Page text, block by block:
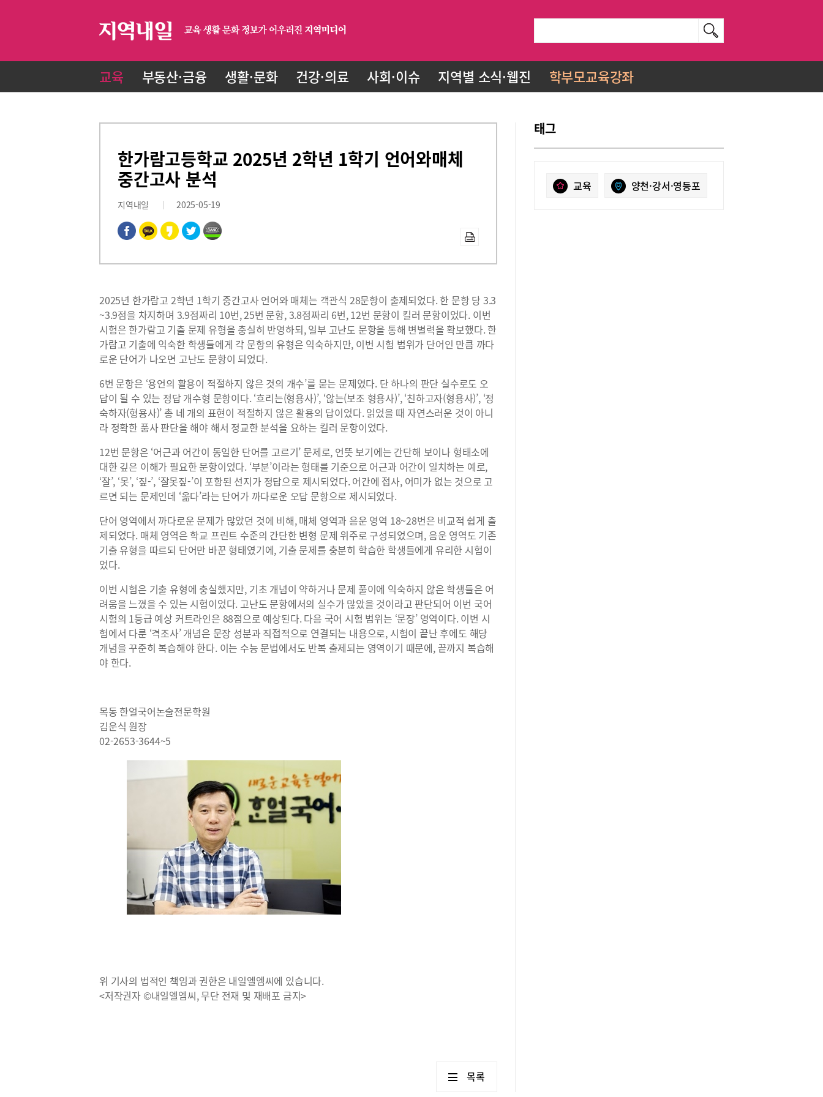
교육 부동산·금융 생활·문화 건강·의료 사회·이슈 지역별 소식·웹진 학부모교육강좌
한가람고등학교 2025년 2학년 1학기 언어와매체
중간고사 분석
지역내일 2025-05-19
2025년 한가람고 2학년 1학기 중간고사 언어와 매체는 객관식 28문항이 출제되었다. 한 문항 당 3.3
~3.9점을 차지하며 3.9점짜리 10번, 25번 문항, 3.8점짜리 6번, 12번 문항이 킬러 문항이었다. 이번
시험은 한가람고 기출 문제 유형을 충실히 반영하되, 일부 고난도 문항을 통해 변별력을 확보했다. 한
가람고 기출에 익숙한 학생들에게 각 문항의 유형은 익숙하지만, 이번 시험 범위가 단어인 만큼 까다
로운 단어가 나오면 고난도 문항이 되었다.
6번 문항은 ‘용언의 활용이 적절하지 않은 것의 개수’를 묻는 문제였다. 단 하나의 판단 실수로도 오
답이 될 수 있는 정답 개수형 문항이다. ‘흐리는(형용사)’, ‘않는(보조 형용사)’, ‘친하고자(형용사)’, ‘정
숙하자(형용사)’ 총 네 개의 표현이 적절하지 않은 활용의 답이었다. 읽었을 때 자연스러운 것이 아니
라 정확한 품사 판단을 해야 해서 정교한 분석을 요하는 킬러 문항이었다.
12번 문항은 ‘어근과 어간이 동일한 단어를 고르기’ 문제로, 언뜻 보기에는 간단해 보이나 형태소에
대한 깊은 이해가 필요한 문항이었다. ‘부분’이라는 형태를 기준으로 어근과 어간이 일치하는 예로,
‘잘’, ‘못’, ‘짚-’, ‘잘못짚-’이 포함된 선지가 정답으로 제시되었다. 어간에 접사, 어미가 없는 것으로 고
르면 되는 문제인데 ‘옮다’라는 단어가 까다로운 오답 문항으로 제시되었다.
단어 영역에서 까다로운 문제가 많았던 것에 비해, 매체 영역과 음운 영역 18~28번은 비교적 쉽게 출
제되었다. 매체 영역은 학교 프린트 수준의 간단한 변형 문제 위주로 구성되었으며, 음운 영역도 기존
기출 유형을 따르되 단어만 바꾼 형태였기에, 기출 문제를 충분히 학습한 학생들에게 유리한 시험이
었다.
이번 시험은 기출 유형에 충실했지만, 기초 개념이 약하거나 문제 풀이에 익숙하지 않은 학생들은 어
려움을 느꼈을 수 있는 시험이었다. 고난도 문항에서의 실수가 많았을 것이라고 판단되어 이번 국어
시험의 1등급 예상 커트라인은 88점으로 예상된다. 다음 국어 시험 범위는 ‘문장’ 영역이다. 이번 시
험에서 다룬 ‘격조사’ 개념은 문장 성분과 직접적으로 연결되는 내용으로, 시험이 끝난 후에도 해당
개념을 꾸준히 복습해야 한다. 이는 수능 문법에서도 반복 출제되는 영역이기 때문에, 끝까지 복습해
야 한다.
목동 한얼국어논술전문학원
김운식 원장
02-2653-3644~5
위 기사의 법적인 책임과 권한은 내일엘엠씨에 있습니다.
<저작권자 ©내일엘엠씨, 무단 전재 및 재배포 금지>
목록
태그
교육 양천·강서·영등포